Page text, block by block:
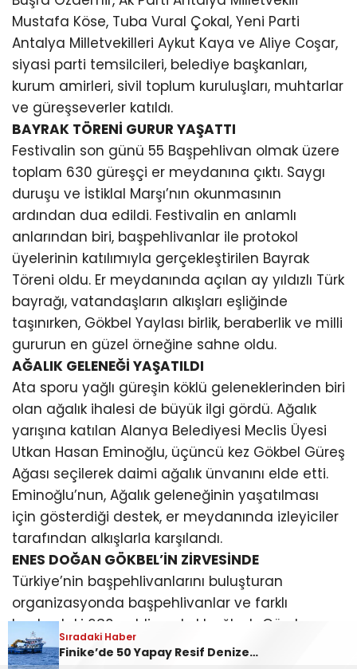
Mustafa Köse, Tuba Vural Çokal, Yeni Parti
Antalya Milletvekilleri Aykut Kaya ve Aliye Coşar,
siyasi parti temsilcileri, belediye başkanları,
kurum amirleri, sivil toplum kuruluşları, muhtarlar
ve güreşseverler katıldı.
BAYRAK TÖRENİ GURUR YAŞATTI
Festivalin son günü 55 Başpehlivan olmak üzere
toplam 630 güreşçi er meydanına çıktı. Saygı
duruşu ve İstiklal Marşı’nın okunmasının
ardından dua edildi. Festivalin en anlamlı
anlarından biri, başpehlivanlar ile protokol
üyelerinin katılımıyla gerçekleştirilen Bayrak
Töreni oldu. Er meydanında açılan ay yıldızlı Türk
bayrağı, vatandaşların alkışları eşliğinde
taşınırken, Gökbel Yaylası birlik, beraberlik ve milli
gururun en güzel örneğine sahne oldu.
AĞALIK GELENEĞİ YAŞATILDI
Ata sporu yağlı güreşin köklü geleneklerinden biri
olan ağalık ihalesi de büyük ilgi gördü. Ağalık
yarışına katılan Alanya Belediyesi Meclis Üyesi
Utkan Hasan Eminoğlu, üçüncü kez Gökbel Güreş
Ağası seçilerek daimi ağalık ünvanını elde etti.
Eminoğlu’nun, Ağalık geleneğinin yaşatılması
için gösterdiği destek, er meydanında izleyiciler
tarafından alkışlarla karşılandı.
ENES DOĞAN GÖKBEL’İN ZİRVESİNDE
Türkiye’nin başpehlivanlarını buluşturan
organizasyonda başpehlivanlar ve farklı
boylardaki 630 pehlivan kol bağladı. Gün boyu
süren kıyasıya mücadelelerin ardından finalde
Sıradaki Haber
Finike’de 50 Yapay Resif Denize İndirildi